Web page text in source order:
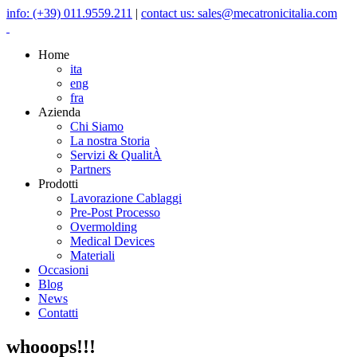
info: (+39) 011.9559.211 | contact us: sales@mecatronicitalia.com
Home
ita
eng
fra
Azienda
Chi Siamo
La nostra Storia
Servizi & QualitÀ
Partners
Prodotti
Lavorazione Cablaggi
Pre-Post Processo
Overmolding
Medical Devices
Materiali
Occasioni
Blog
News
Contatti
whooops!!!